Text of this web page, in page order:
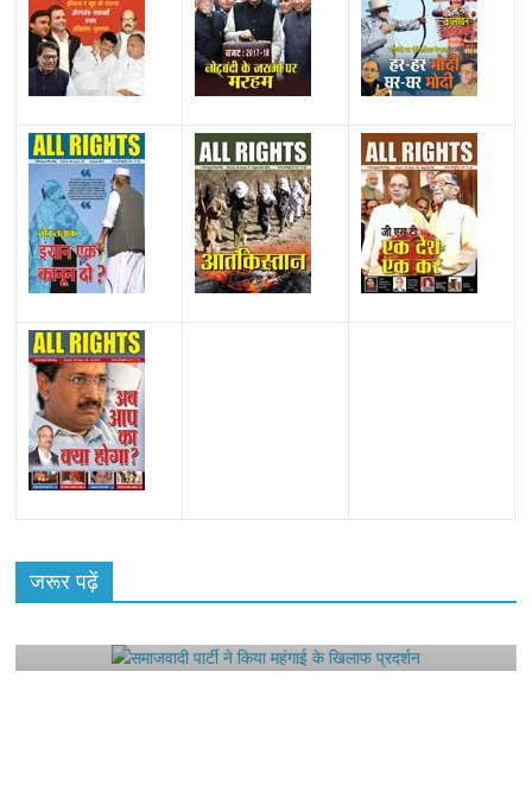
जरूर पढ़ें
राजनीतिक
समाजवादी पार्टी ने किया महंगाई के खिलाफ प्रदर्शन